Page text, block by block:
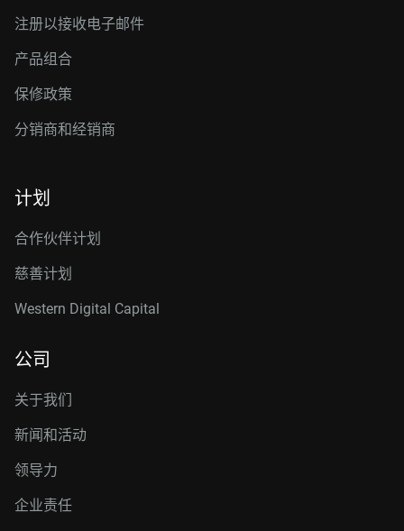
注册以接收电子邮件
产品组合
保修政策
分销商和经销商
计划
合作伙伴计划
慈善计划
Western Digital Capital
公司
关于我们
新闻和活动
领导力
企业责任